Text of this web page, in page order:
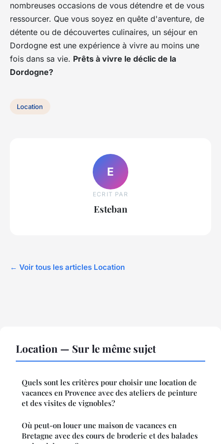
nombreuses occasions de vous détendre et de vous
ressourcer. Que vous soyez en quête d'aventure, de
détente ou de découvertes culinaires, un séjour en
Dordogne est une expérience à vivre au moins une
fois dans sa vie. Prêts à vivre le déclic de la
Dordogne?
Location
E
ECRIT PAR
Esteban
← Voir tous les articles Location
Location — Sur le même sujet
Quels sont les critères pour choisir une location de
vacances en Provence avec des ateliers de peinture
et des visites de vignobles?
Où peut-on louer une maison de vacances en
Bretagne avec des cours de broderie et des balades